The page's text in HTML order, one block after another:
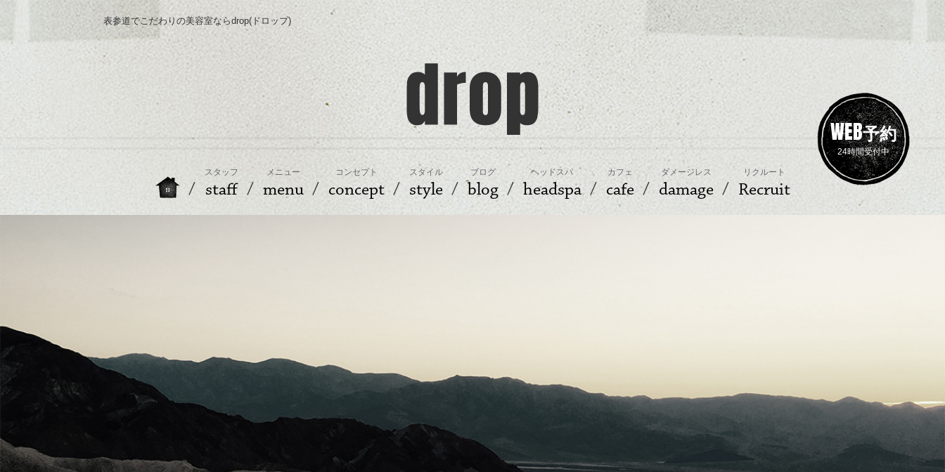
表参道でこだわりの美容室ならdrop(ドロップ)
WEB予約
24時間受付中
スタッフ
staff
メニュー
menu
コンセプト
concept
スタイル
style
ブログ
blog
ヘッドスパ
headspa
カフェ
cafe
ダメージレス
damage
リクルート
Recruit